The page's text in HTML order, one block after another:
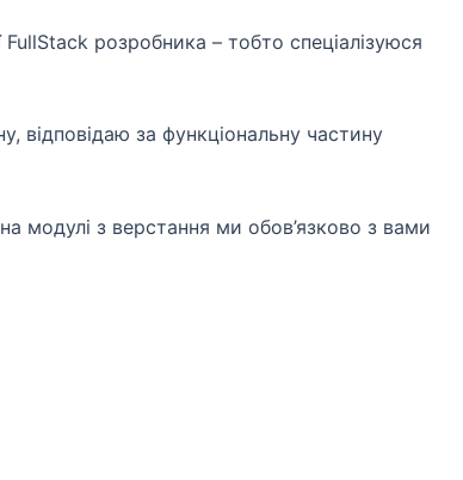
розробника – тобто спеціалізуюся
за функціональну частину
модулі з верстання ми обов’язково з вами